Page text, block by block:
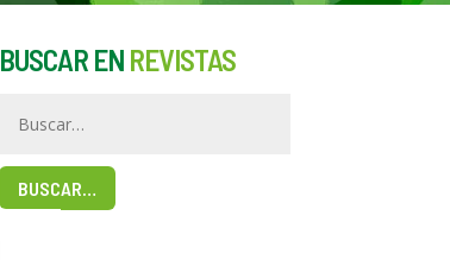
BUSCAR EN REVISTAS
BUSCAR…